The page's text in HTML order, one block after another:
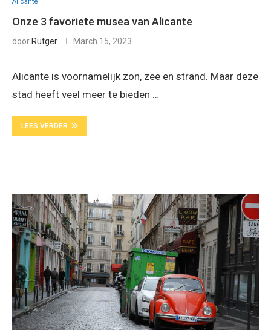
Onze 3 favoriete musea van Alicante
door Rutger March 15, 2023
Alicante is voornamelijk zon, zee en strand. Maar deze
stad heeft veel meer te bieden …
LEES VERDER